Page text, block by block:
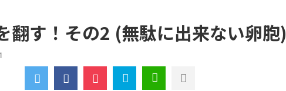
翻す！その2 (無駄に出来ない卵胞)